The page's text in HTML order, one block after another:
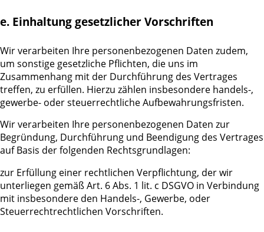
e. Einhaltung gesetzlicher Vorschriften
Wir verarbeiten Ihre personenbezogenen Daten zudem,
um sonstige gesetzliche Pflichten, die uns im
Zusammenhang mit der Durchführung des Vertrages
treffen, zu erfüllen. Hierzu zählen insbesondere handels-,
gewerbe- oder steuerrechtliche Aufbewahrungsfristen.
Wir verarbeiten Ihre personenbezogenen Daten zur
Begründung, Durchführung und Beendigung des Vertrages
auf Basis der folgenden Rechtsgrundlagen:
zur Erfüllung einer rechtlichen Verpflichtung, der wir
unterliegen gemäß Art. 6 Abs. 1 lit. c DSGVO in Verbindung
mit insbesondere den Handels-, Gewerbe, oder
Steuerrechtrechtlichen Vorschriften.